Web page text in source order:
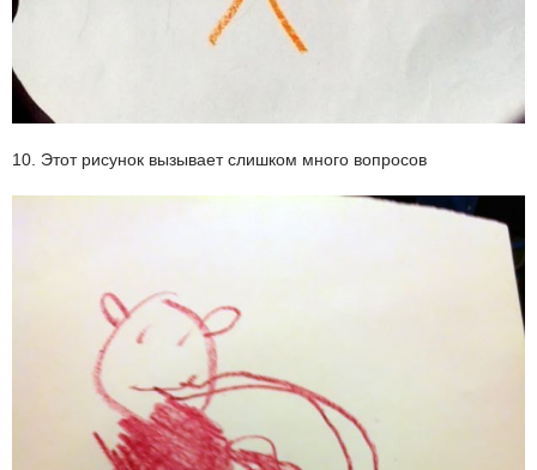
10. Этот рисунок вызывает слишком много вопросов